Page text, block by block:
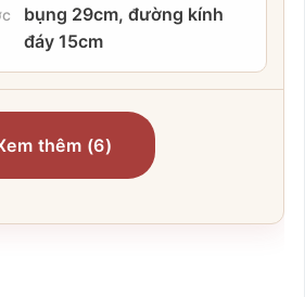
bụng 29cm, đường kính
đáy 15cm
thêm (6)